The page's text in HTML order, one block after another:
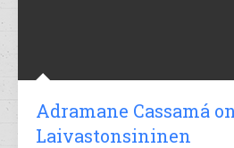
Adramane Cassamá
Laivastonsininen